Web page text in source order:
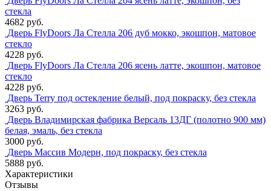
стекла
4682 руб.
Дверь FlyDoors Ла Стелла 206 дуб мокко, экошпон, матовое
стекло
4228 руб.
Дверь FlyDoors Ла Стелла 206 ясень латте, экошпон, матовое
стекло
4228 руб.
Дверь Terry под остекление белый, под покраску, без стекла
3263 руб.
Дверь Владимирская фабрика Версаль 13ДГ (полотно 900 мм)
белая, эмаль, без стекла
3000 руб.
Дверь Массив Модерн, под покраску, без стекла
5888 руб.
Характеристики
Отзывы